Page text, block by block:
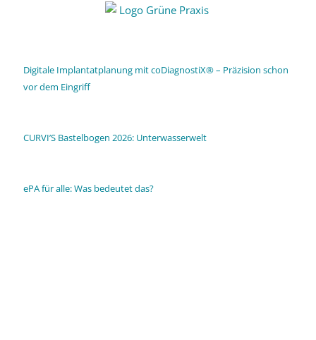
Digitale Implantatplanung mit coDiagnostiX® – Präzision schon
vor dem Eingriff
CURVI’S Bastelbogen 2026: Unterwasserwelt
ePA für alle: Was bedeutet das?